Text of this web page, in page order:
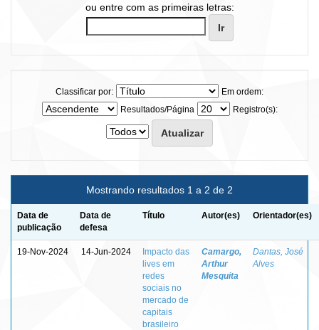
ou entre com as primeiras letras:
Classificar por:
Em ordem:
Resultados/Página
Registro(s):
Mostrando resultados 1 a 2 de 2
Data de
publicação
Data de
defesa
Título Autor(es) Orientador(es)
19-Nov-2024 14-Jun-2024
Impacto das
lives em
redes
sociais no
mercado de
capitais
brasileiro
Camargo,
Arthur
Mesquita
Dantas, José
Alves